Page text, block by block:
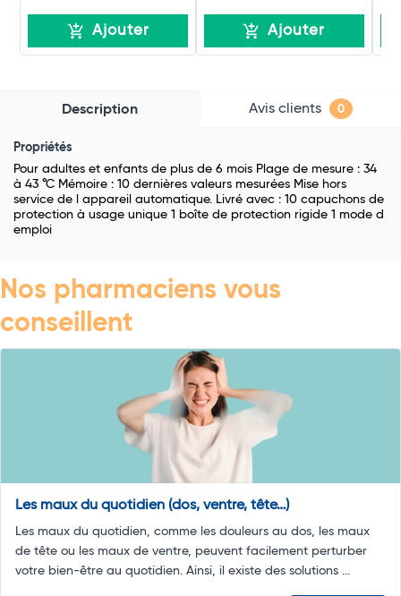
Ajouter Ajouter
Description Avis clients 0
Propriétés
Pour adultes et enfants de plus de 6 mois Plage de mesure : 34
à 43 °C Mémoire : 10 dernières valeurs mesurées Mise hors
service de l appareil automatique. Livré avec : 10 capuchons de
protection à usage unique 1 boîte de protection rigide 1 mode d
emploi
Nos pharmaciens vous
conseillent
Les maux du quotidien (dos, ventre, tête…)
Les maux du quotidien, comme les douleurs au dos, les maux
de tête ou les maux de ventre, peuvent facilement perturber
votre bien-être au quotidien. Ainsi, il existe des solutions ...